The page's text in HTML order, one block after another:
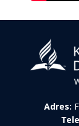
Adres: